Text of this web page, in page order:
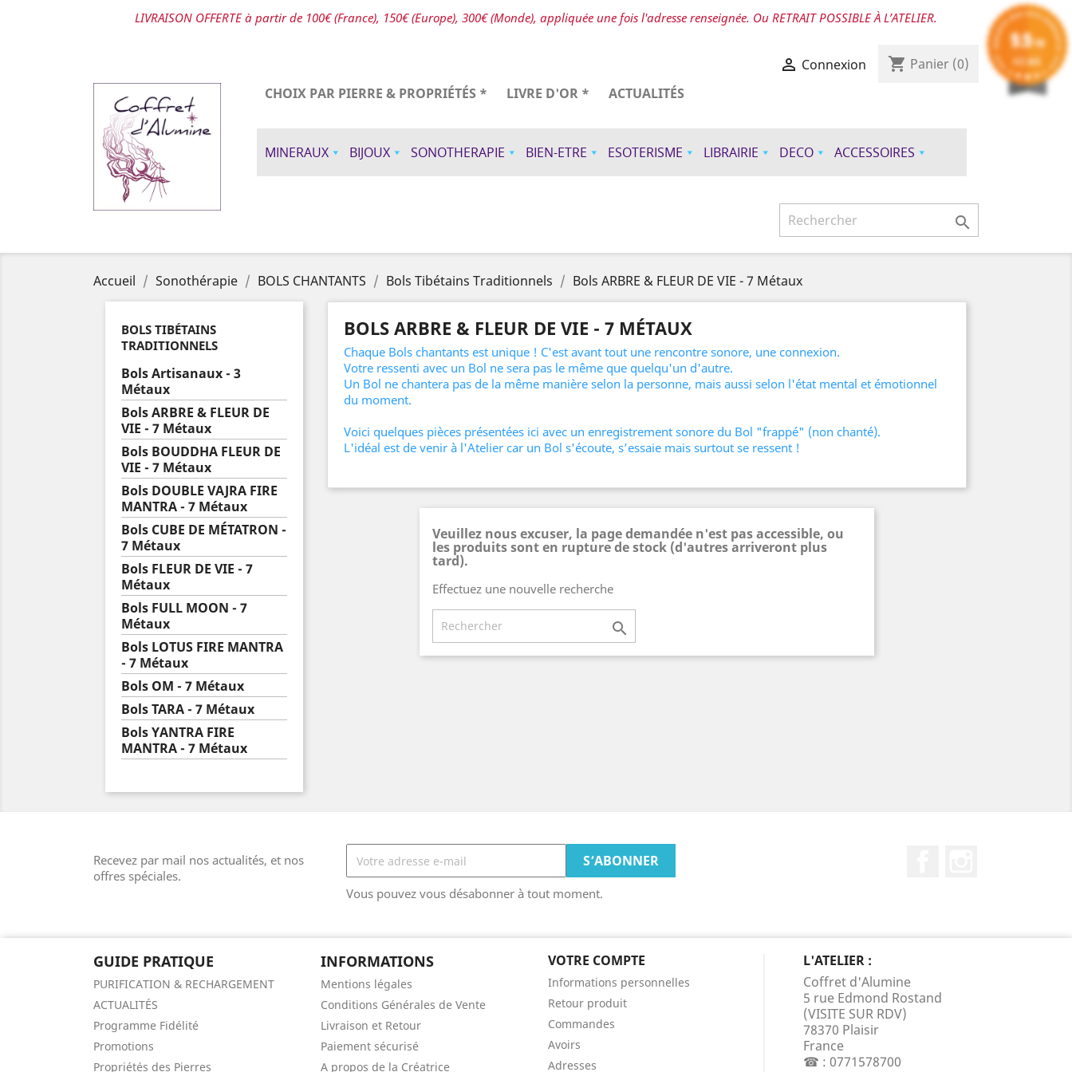
LIVRAISON OFFERTE à partir de 100€ (France), 150€ (Europe), 300€ (Monde), appliquée une fois l'adresse renseignée. Ou RETRAIT POSSIBLE À L’ATELIER.
 Connexion shopping_cart Panier (0)
CHOIX PAR PIERRE & PROPRIÉTÉS *
LIVRE D'OR * ACTUALITÉS
MINERAUX BIJOUX SONOTHERAPIE BIEN-ETRE ESOTERISME LIBRAIRIE DECO ACCESSOIRES

Accueil Sonothérapie BOLS CHANTANTS Bols Tibétains Traditionnels Bols ARBRE & FLEUR DE VIE - 7 Métaux
BOLS TIBÉTAINS
TRADITIONNELS
Bols Artisanaux - 3
Métaux
Bols ARBRE & FLEUR DE
VIE - 7 Métaux
Bols BOUDDHA FLEUR DE
VIE - 7 Métaux
Bols DOUBLE VAJRA FIRE
MANTRA - 7 Métaux
Bols CUBE DE MÉTATRON -
7 Métaux
Bols FLEUR DE VIE - 7
Métaux
Bols FULL MOON - 7
Métaux
Bols LOTUS FIRE MANTRA
- 7 Métaux
Bols OM - 7 Métaux
Bols TARA - 7 Métaux
Bols YANTRA FIRE
MANTRA - 7 Métaux
BOLS ARBRE & FLEUR DE VIE - 7 MÉTAUX
Chaque Bols chantants est unique ! C'est avant tout une rencontre sonore, une connexion.
Votre ressenti avec un Bol ne sera pas le même que quelqu'un d'autre.
Un Bol ne chantera pas de la même manière selon la personne, mais aussi selon l'état mental et émotionnel
du moment.
Voici quelques pièces présentées ici avec un enregistrement sonore du Bol "frappé" (non chanté).
L'idéal est de venir à l'Atelier car un Bol s'écoute, s’essaie mais surtout se ressent !
Veuillez nous excuser, la page demandée n'est pas accessible, ou
les produits sont en rupture de stock (d'autres arriveront plus
tard).
Effectuez une nouvelle recherche

Recevez par mail nos actualités, et nos
offres spéciales.
Vous pouvez vous désabonner à tout moment.
GUIDE PRATIQUE
PURIFICATION & RECHARGEMENT
ACTUALITÉS
Programme Fidélité
Promotions
Propriétés des Pierres
INFORMATIONS
Mentions légales
Conditions Générales de Vente
Livraison et Retour
Paiement sécurisé
A propos de la Créatrice
VOTRE COMPTE
Informations personnelles
Retour produit
Commandes
Avoirs
Adresses
L'ATELIER :
Coffret d'Alumine
5 rue Edmond Rostand
(VISITE SUR RDV)
78370 Plaisir
France
☎ : 0771578700
9.9/10
412 AVIS